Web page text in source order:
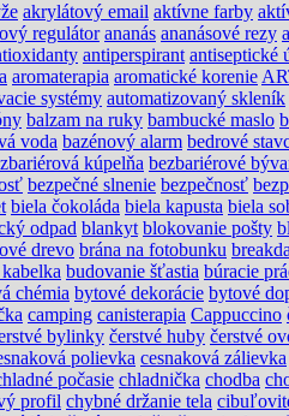
akrylátový email aktívne farby
regulátor ananás ananásové rezy
antiperspirant antiseptické
aromaterapia aromatické korenie
systémy automatizovaný skleník
balzam na ruky bambucké maslo
voda bazénový alarm bedrové
kúpelňa bezbariérové
bezpečné slnenie bezpečnosť
biela čokoláda biela kapusta biela
odpad blankyt blokovanie pošty
drevo brána na fotobunku
budovanie šťastia búracie
chémia bytové dekorácie bytové
camping canisterapia Cappuccino
bylinky čerstvé huby čerstvé
polievka cesnaková zálievka
počasie chladnička chodba
profil chybné držanie tela